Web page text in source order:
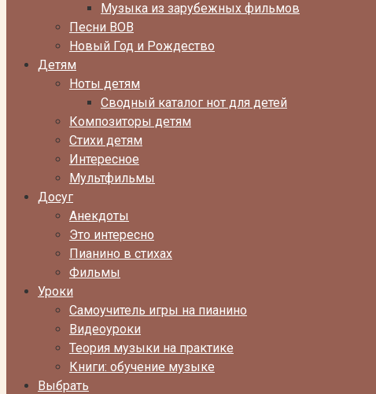
Музыка из зарубежных фильмов
Песни ВОВ
Новый Год и Рождество
Детям
Ноты детям
Сводный каталог нот для детей
Композиторы детям
Стихи детям
Интересное
Мультфильмы
Досуг
Анекдоты
Это интересно
Пианино в стихах
Фильмы
Уроки
Самоучитель игры на пианино
Видеоуроки
Теория музыки на практике
Книги: обучение музыке
Выбрать